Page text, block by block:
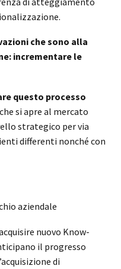
che sono alla
incrementare le
questo processo
si apre al mercato
strategico per via
differenti nonché con
aziendale
nuovo Know-
il progresso
di